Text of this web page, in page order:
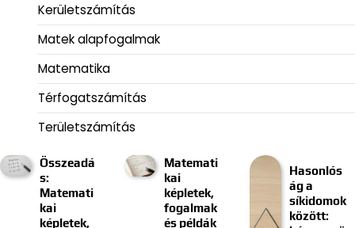
Kerületszámítás
Matek alapfogalmak
Matematika
Térfogatszámítás
Területszámítás
Összeadá
s:
Matemati
kai
képletek,
Matemati
kai
képletek,
fogalmak
és példák
Hasonlós
ág a
síkidomok
között: